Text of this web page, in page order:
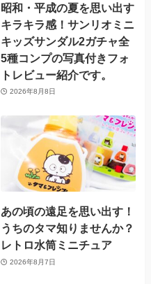
昭和・平成の夏を思い出す
キラキラ感！サンリオミニ
キッズサンダル2ガチャ全
5種コンプの写真付きフォ
トレビュー紹介です。
2026年8月8日
あの頃の遠足を思い出す！
うちのタマ知りませんか？
レトロ水筒ミニチュア
2026年8月7日